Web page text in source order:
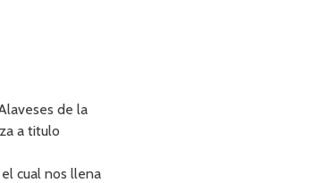
de la
a titulo
cual nos llena